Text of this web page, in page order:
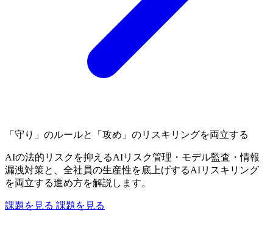
「守り」のルールと「攻め」のリスキリングを両立する
AIの法的リスクを抑えるAIリスク管理・モデル監査・情報
漏洩対策と、全社員の生産性を底上げするAIリスキリング
を両立する進め方を解説します。
課題を見る 課題を見る